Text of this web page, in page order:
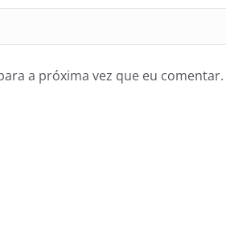
a próxima vez que eu comentar.